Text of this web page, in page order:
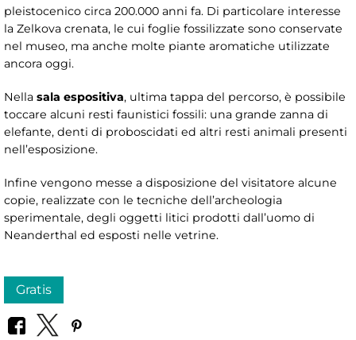
pleistocenico circa 200.000 anni fa. Di particolare interesse
la Zelkova crenata, le cui foglie fossilizzate sono conservate
nel museo, ma anche molte piante aromatiche utilizzate
ancora oggi.
Nella sala espositiva, ultima tappa del percorso, è possibile
toccare alcuni resti faunistici fossili: una grande zanna di
elefante, denti di proboscidati ed altri resti animali presenti
nell’esposizione.
Infine vengono messe a disposizione del visitatore alcune
copie, realizzate con le tecniche dell’archeologia
sperimentale, degli oggetti litici prodotti dall’uomo di
Neanderthal ed esposti nelle vetrine.
Gratis